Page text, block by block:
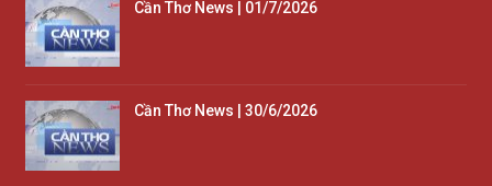
Cần Thơ News | 01/7/2026
Cần Thơ News | 30/6/2026